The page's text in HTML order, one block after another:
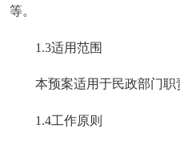
等。
1.3适用范围
本预案适用于民政部门职
1.4工作原则